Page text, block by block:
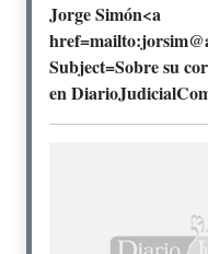
Jorge Simón<a
Subject=Sobre su
en